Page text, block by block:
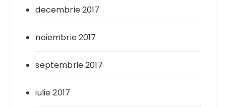
decembrie 2017
noiembrie 2017
septembrie 2017
iulie 2017